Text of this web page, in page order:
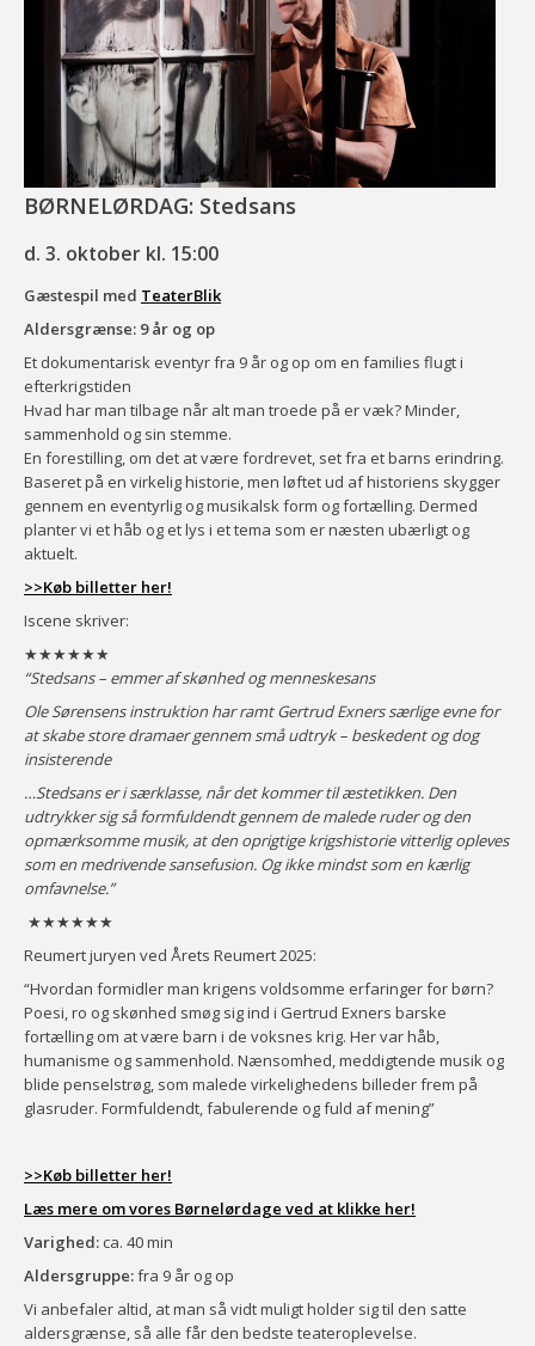
BØRNELØRDAG: Stedsans
d. 3. oktober kl. 15:00
Gæstespil med TeaterBlik
Aldersgrænse: 9 år og op
Et dokumentarisk eventyr fra 9 år og op om en families flugt i
efterkrigstiden
Hvad har man tilbage når alt man troede på er væk? Minder,
sammenhold og sin stemme.
En forestilling, om det at være fordrevet, set fra et barns erindring.
Baseret på en virkelig historie, men løftet ud af historiens skygger
gennem en eventyrlig og musikalsk form og fortælling. Dermed
planter vi et håb og et lys i et tema som er næsten ubærligt og
aktuelt.
>>Køb billetter her!
Iscene skriver:
★★★★★★
“Stedsans – emmer af skønhed og menneskesans
Ole Sørensens instruktion har ramt Gertrud Exners særlige evne for
at skabe store dramaer gennem små udtryk – beskedent og dog
insisterende
…Stedsans er i særklasse, når det kommer til æstetikken. Den
udtrykker sig så formfuldendt gennem de malede ruder og den
opmærksomme musik, at den oprigtige krigshistorie vitterlig opleves
som en medrivende sansefusion. Og ikke mindst som en kærlig
omfavnelse.”
★★★★★★
Reumert juryen ved Årets Reumert 2025:
“Hvordan formidler man krigens voldsomme erfaringer for børn?
Poesi, ro og skønhed smøg sig ind i Gertrud Exners barske
fortælling om at være barn i de voksnes krig. Her var håb,
humanisme og sammenhold. Nænsomhed, meddigtende musik og
blide penselstrøg, som malede virkelighedens billeder frem på
glasruder. Formfuldendt, fabulerende og fuld af mening”
>>Køb billetter her!
Læs mere om vores Børnelørdage ved at klikke her!
Varighed: ca. 40 min
Aldersgruppe:fra 9 år og op
Vi anbefaler altid, at man så vidt muligt holder sig til den satte
aldersgrænse, så alle får den bedste teateroplevelse.